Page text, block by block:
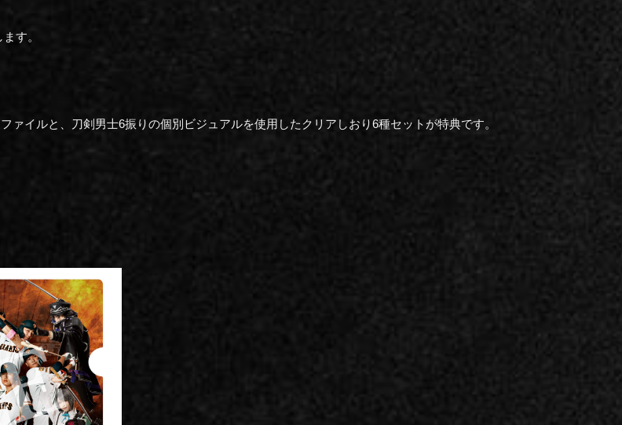
す。
イルと、刀剣男士6振りの個別ビジュアルを使用したクリアしおり6種セットが特典です。